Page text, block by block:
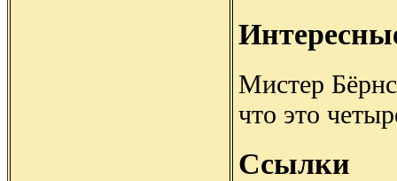
Мистер
что это
Ссылки